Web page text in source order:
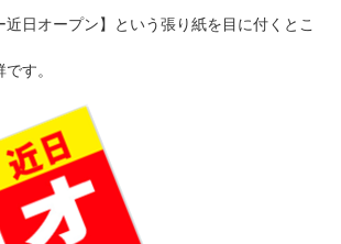
近日オープン】という張り紙を目に付くとこ
す。